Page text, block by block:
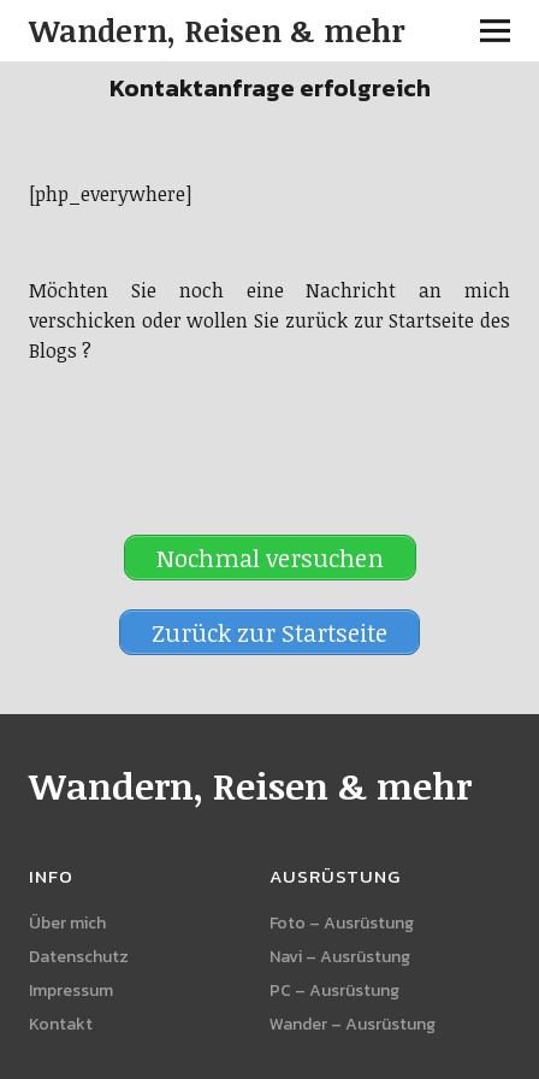
Wandern, Reisen & mehr
Kontaktanfrage erfolgreich
[php_everywhere]
Möchten Sie noch eine Nachricht an mich
verschicken oder wollen Sie zurück zur Startseite des
Blogs ?
Nochmal versuchen
Zurück zur Startseite
Wandern, Reisen & mehr
INFO
Über mich
Datenschutz
Impressum
Kontakt
AUSRÜSTUNG
Foto – Ausrüstung
Navi – Ausrüstung
PC – Ausrüstung
Wander – Ausrüstung